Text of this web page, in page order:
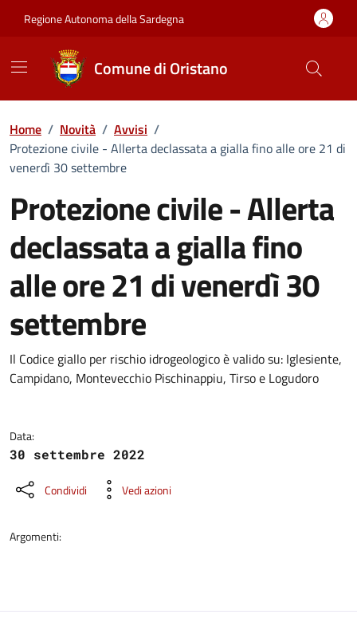
Regione Autonoma della Sardegna
Comune di Oristano
Home / Novità / Avvisi /
Protezione civile - Allerta declassata a gialla fino alle ore 21 di
venerdì 30 settembre
Protezione civile - Allerta
declassata a gialla fino
alle ore 21 di venerdì 30
settembre
Dettagli della notizia
Il Codice giallo per rischio idrogeologico è valido su: Iglesiente,
Campidano, Montevecchio Pischinappiu, Tirso e Logudoro
Data:
30 settembre 2022
Condividi Vedi azioni
Argomenti: